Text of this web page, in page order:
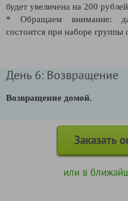
будет увеличена на 200
* Обращаем внимание:
состоится при наборе группы
День 6: Возвращение
Возвращение домой.
Заказать
или в